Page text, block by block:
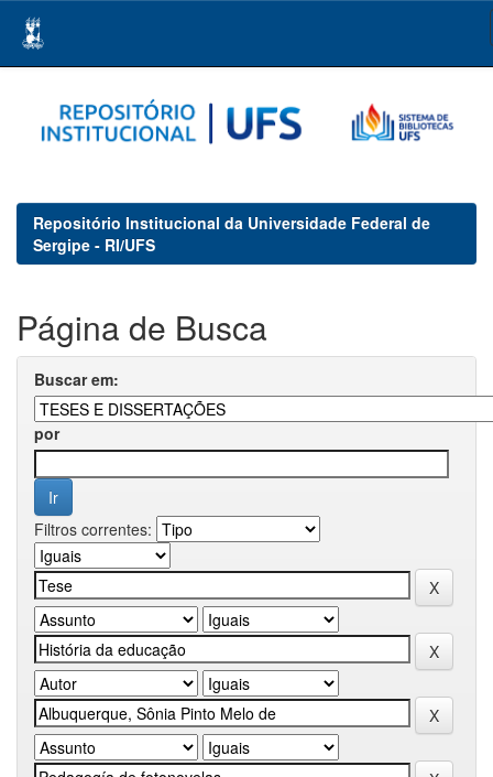
navigation
Repositório Institucional da Universidade Federal de
Sergipe - RI/UFS
Página de Busca
Buscar em:
por
Filtros correntes: